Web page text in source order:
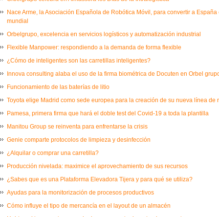
Nace Arme, la Asociación Española de Robótica Móvil, para convertir a
mundial
Orbelgrupo, excelencia en servicios logísticos y automatización industrial
Flexible Manpower: respondiendo a la demanda de forma flexible
¿Cómo de inteligentes son las carretillas inteligentes?
Innova consulting alaba el uso de la firma biométrica de Docuten en Orbel
Funcionamiento de las baterías de litio
Toyota elige Madrid como sede europea para la creación de su nueva línea de
Pamesa, primera firma que hará el doble test del Covid-19 a toda la plantilla
Manitou Group se reinventa para enfrentarse la crisis
Genie comparte protocolos de limpieza y desinfección
¿Alquilar o comprar una carretilla?
Producción nivelada: maximice el aprovechamiento de sus recursos
¿Sabes que es una Plataforma Elevadora Tijera y para qué se utiliza?
Ayudas para la monitorización de procesos productivos
Cómo influye el tipo de mercancía en el layout de un almacén